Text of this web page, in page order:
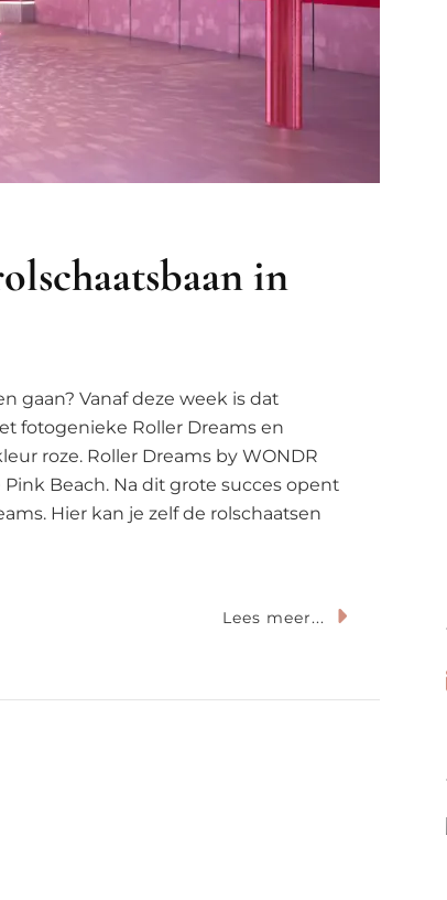
in
gaan? Vanaf deze week is dat
fotogenieke Roller Dreams en
roze. Roller Dreams by WONDR
Beach. Na dit grote succes opent
Hier kan je zelf de rolschaatsen
Lees meer...